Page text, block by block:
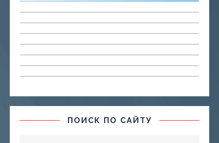
ПОИСК ПО САЙТУ